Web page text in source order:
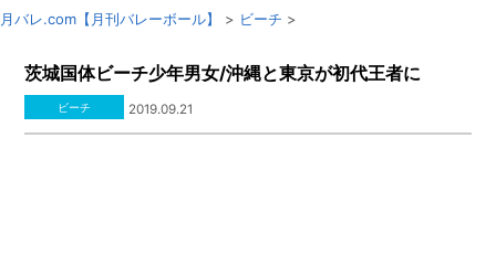
月バレ.com【月刊バレーボール】 > ビーチ >
茨城国体ビーチ少年男女/沖縄と東京が初代王者に
ビーチ 2019.09.21